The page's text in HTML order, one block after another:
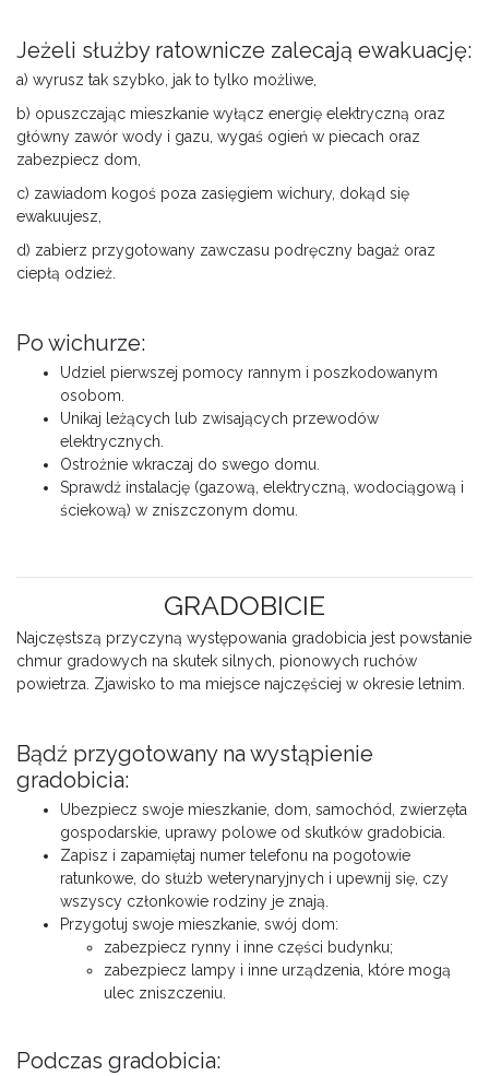
Jeżeli służby ratownicze zalecają ewakuację:
a) wyrusz tak szybko, jak to tylko możliwe,
b) opuszczając mieszkanie wyłącz energię elektryczną oraz
główny zawór wody i gazu, wygaś ogień w piecach oraz
zabezpiecz dom,
c) zawiadom kogoś poza zasięgiem wichury, dokąd się
ewakuujesz,
d) zabierz przygotowany zawczasu podręczny bagaż oraz
ciepłą odzież.
Po wichurze:
Udziel pierwszej pomocy rannym i poszkodowanym
osobom.
Unikaj leżących lub zwisających przewodów
elektrycznych.
Ostrożnie wkraczaj do swego domu.
Sprawdź instalację (gazową, elektryczną, wodociągową i
ściekową) w zniszczonym domu.
GRADOBICIE
Najczęstszą przyczyną występowania gradobicia jest powstanie
chmur gradowych na skutek silnych, pionowych ruchów
powietrza. Zjawisko to ma miejsce najczęściej w okresie letnim.
Bądź przygotowany na wystąpienie
gradobicia:
Ubezpiecz swoje mieszkanie, dom, samochód, zwierzęta
gospodarskie, uprawy polowe od skutków gradobicia.
Zapisz i zapamiętaj numer telefonu na pogotowie
ratunkowe, do służb weterynaryjnych i upewnij się, czy
wszyscy członkowie rodziny je znają.
Przygotuj swoje mieszkanie, swój dom:
zabezpiecz rynny i inne części budynku;
zabezpiecz lampy i inne urządzenia, które mogą
ulec zniszczeniu.
Podczas gradobicia: